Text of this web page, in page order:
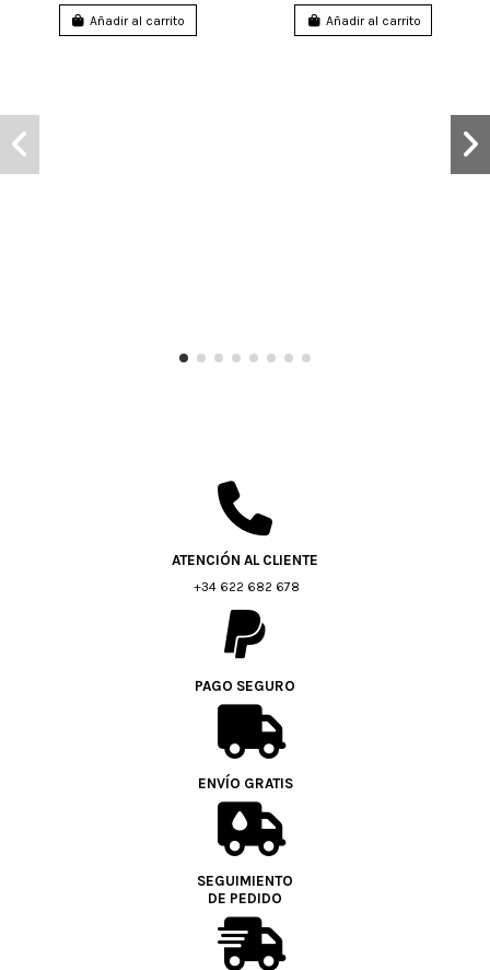
Añadir al carrito Añadir al carrito
ATENCIÓN AL CLIENTE
+34 622 682 678
PAGO SEGURO
ENVÍO GRATIS
SEGUIMIENTO
DE PEDIDO